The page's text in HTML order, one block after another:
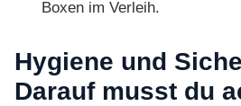
Boxen im Verleih.
Hygiene und
Darauf musst du